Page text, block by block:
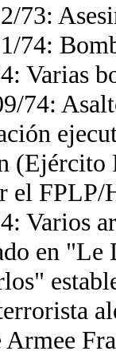
73:
74:
Varias
74:
(Ejército
el FPLP/
Varios
en "Le